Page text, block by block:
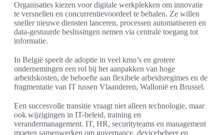
Organisaties kiezen voor digitale werkplekken om innovatie
te versnellen en concurrentievoordeel te behalen. Ze willen
sneller nieuwe diensten lanceren, processen automatiseren en
data-gestuurde beslissingen nemen via centrale toegang tot
informatie.
In België speelt de adoptie in veel kmo’s en grotere
ondernemingen een rol bij het aanpakken van hoge
arbeidskosten, de behoefte aan flexibele arbeidsregimes en de
fragmentatie van IT tussen Vlaanderen, Wallonië en Brussel.
Een succesvolle transitie vraagt niet alleen technologie, maar
ook wijzigingen in IT-beleid, training en
verandermanagement. IT, HR, securityteams en management
moeten samenwerken om governance, devicebeheer en